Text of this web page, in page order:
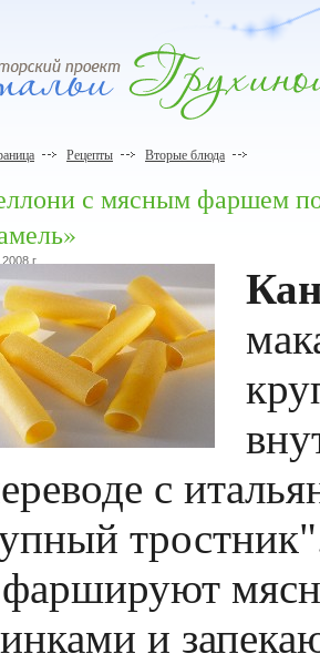
Рецепты Вторые блюда
с мясным фаршем
г.
с
и